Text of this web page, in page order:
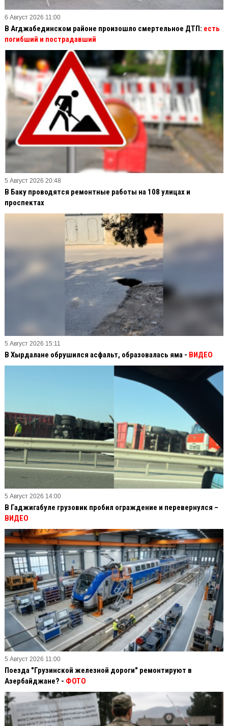
6 Август 2026 11:00
В Агджабединском районе произошло смертельное ДТП: есть
погибший и пострадавший
5 Август 2026 20:48
В Баку проводятся ремонтные работы на 108 улицах и
проспектах
5 Август 2026 15:11
В Хырдалане обрушился асфальт, образовалась яма - ВИДЕО
5 Август 2026 14:00
В Гаджигабуле грузовик пробил ограждение и перевернулся –
ВИДЕО
5 Август 2026 11:00
Поезда "Грузинской железной дороги" ремонтируют в
Азербайджане? - ФОТО